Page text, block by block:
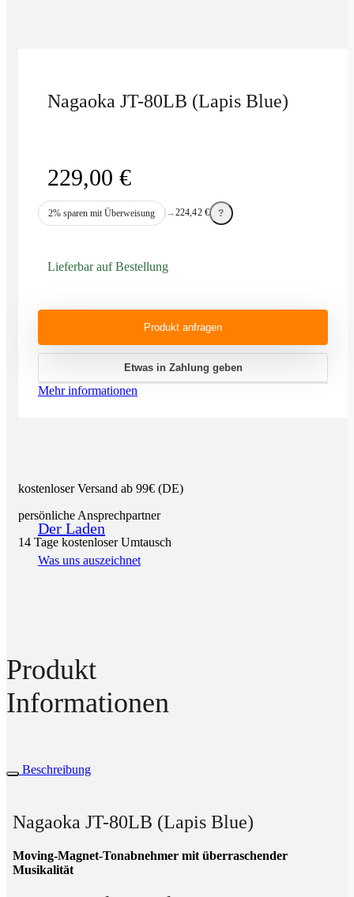
Der Laden
Was uns auszeichnet
Nagaoka JT-80LB (Lapis Blue)
229,00 €
2% sparen mit Überweisung →224,42 € ?
Lieferbar auf Bestellung
Produkt anfragen
Etwas in Zahlung geben
Mehr informationen
kostenloser Versand ab 99€ (DE)
persönliche Ansprechpartner
14 Tage kostenloser Umtausch
Produkt
Informationen
Beschreibung
Nagaoka JT-80LB (Lapis Blue)
Moving-Magnet-Tonabnehmer mit überraschender
Musikalität